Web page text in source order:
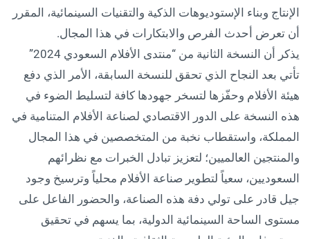
الإنتاج وبناء الإستوديوهات الذكية والتقنيات السينمائية، المقرر
أن تعرض أحدث الفرص والابتكارات في هذا المجال.
يذكر أن النسخة الثانية من “منتدى الأفلام السعودي 2024”
تأتي بعد النجاح الذي تحقق للنسخة السابقة، الأمر الذي دفع
هيئة الأفلام وحفّزها لتسخر جهودها كافة لتسليط الضوء في
هذه النسخة على الدور الاقتصادي لصناعة الأفلام المتنامية في
المملكة، واستقطاب نخبة من المتخصصين في هذا المجال
والمنتجين العالميين؛ لتعزيز تبادل الخبرات مع نظرائهم
السعوديين، سعياً لتطوير صناعة الأفلام محلياً وترسيخ وجود
جيل قادر على تولي دفة هذه الصناعة، والحضور الفاعل على
مستوى الساحة السينمائية الدولية، بما يسهم في تحقيق